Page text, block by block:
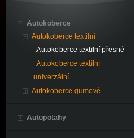
Autokoberce
Autokoberce textilní
Autokoberce textilní přesné
Autokoberce textilní
univerzální
Autokoberce gumové
Autopotahy